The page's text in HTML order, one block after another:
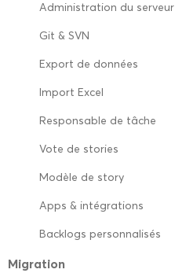
Administration du serveur
Git & SVN
Export de données
Import Excel
Responsable de tâche
Vote de stories
Modèle de story
Apps & intégrations
Backlogs personnalisés
Migration